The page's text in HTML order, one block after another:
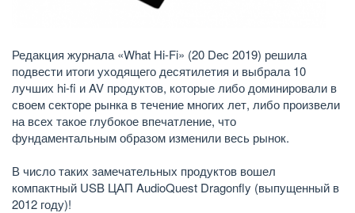
Редакция журнала «What Hi-Fi» (20 Dec 2019) решила
подвести итоги уходящего десятилетия и выбрала 10
лучших hi-fi и AV продуктов, которые либо доминировали в
своем секторе рынка в течение многих лет, либо произвели
на всех такое глубокое впечатление, что
фундаментальным образом изменили весь рынок.
В число таких замечательных продуктов вошел
компактный USB ЦАП AudioQuest Dragonfly (выпущенный в
2012 году)!